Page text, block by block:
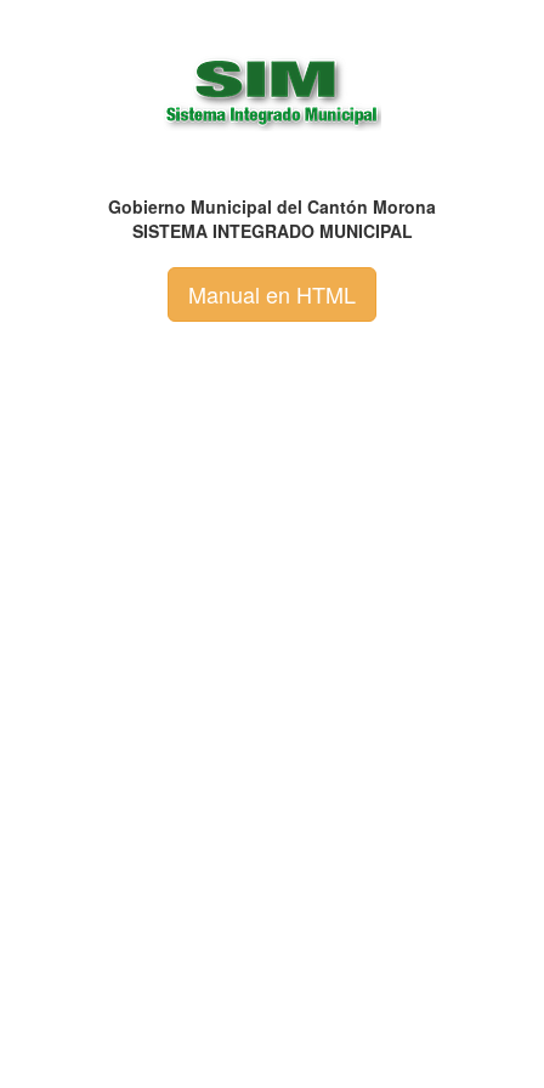
Gobierno Municipal del Cantón Morona
SISTEMA INTEGRADO MUNICIPAL
Manual en HTML